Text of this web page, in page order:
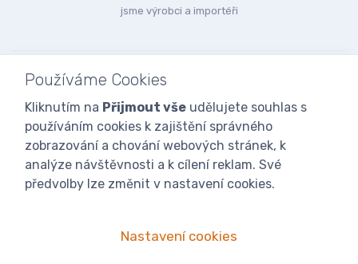
jsme výrobci a importéři
Používáme Cookies
Kliknutím na Přijmout vše udělujete souhlas s
používáním cookies k zajištění správného
zobrazování a chování webových stránek, k
analýze návštěvnosti a k cílení reklam. Své
předvolby lze změnit v nastavení cookies.
Nastavení cookies